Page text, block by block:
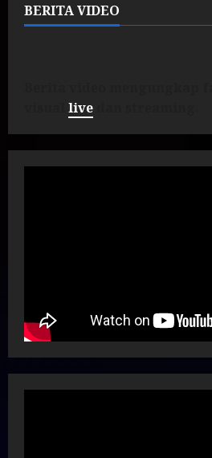
BERITA VIDEO
live